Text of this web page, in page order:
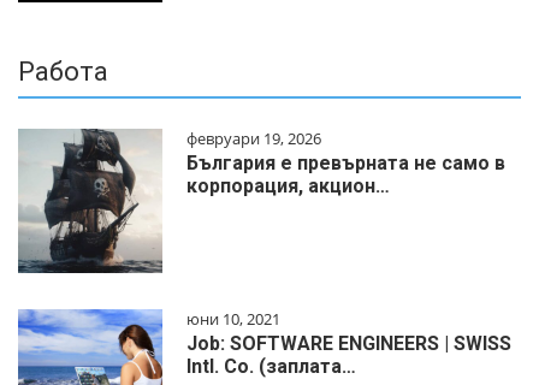
Работа
февруари 19, 2026
България е превърната не само в
корпорация, акцион…
юни 10, 2021
Job: SOFTWARE ENGINEERS | SWISS
Intl. Co. (заплата…